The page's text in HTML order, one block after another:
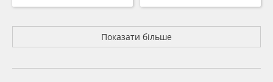
Показати більше